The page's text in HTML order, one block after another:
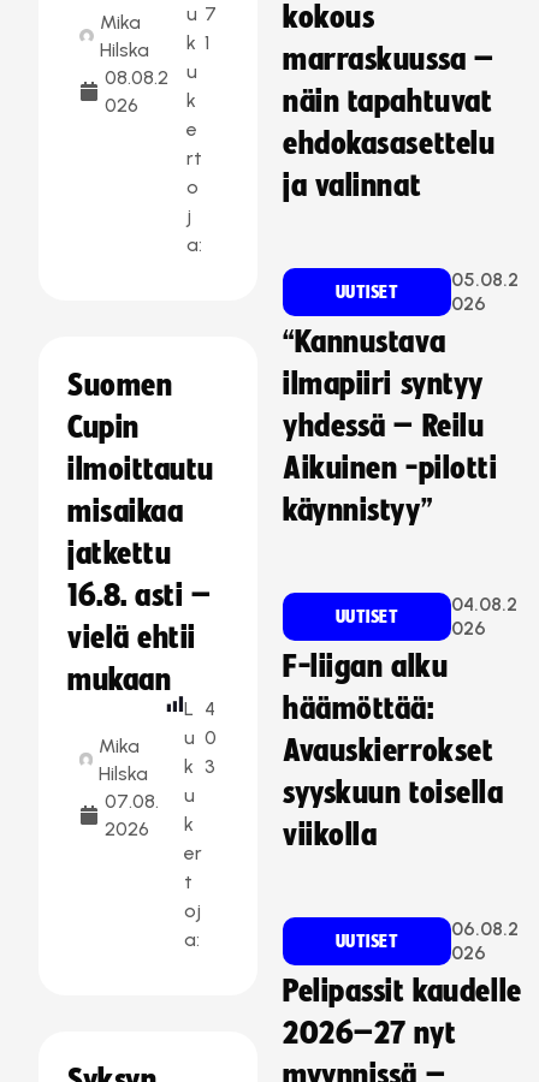
Mika
Hilska
08.08.2
026
u
k
u
k
e
rt
o
j
a:
7
1
Suomen
Cupin
ilmoittautu
misaikaa
jatkettu
16.8. asti –
vielä ehtii
mukaan
Mika
Hilska
07.08.
2026
L
u
k
u
k
er
t
oj
a:
4
0
3
kokous
marraskuussa –
näin tapahtuvat
ehdokasasettelu
ja valinnat
UUTISET
05.08.2
026
“Kannustava
ilmapiiri syntyy
yhdessä – Reilu
Aikuinen -pilotti
käynnistyy”
UUTISET
04.08.2
026
F-liigan alku
häämöttää:
Avauskierrokset
syyskuun toisella
viikolla
UUTISET
06.08.2
026
Pelipassit kaudelle
2026–27 nyt